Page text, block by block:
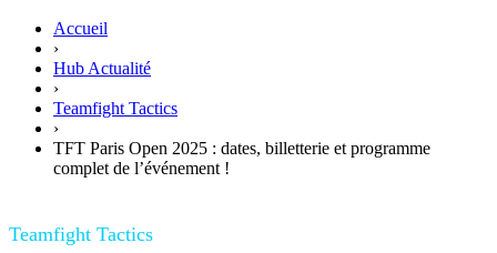
Accueil
›
Hub Actualité
›
Teamfight Tactics
›
TFT Paris Open 2025 : dates, billetterie et programme
complet de l’événement !
Teamfight Tactics